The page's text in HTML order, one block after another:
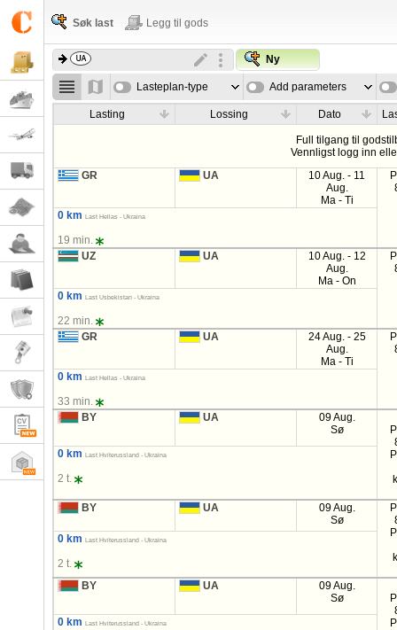
Søk last Legg til gods
Ny
Lasteplan-type Add parameters
Lasting Lossing Dato
Full tilgang til
Vennligst logg inn
GR
UA
10 Aug. - 11
Aug.
Ma - Ti
0 km Last Hellas - Ukraina
19 min.
UZ
UA
10 Aug. - 12
Aug.
Ma - On
0 km Last Usbekistan - Ukraina
22 min.
GR
UA
24 Aug. - 25
Aug.
Ma - Ti
0 km Last Hellas - Ukraina
33 min.
BY
UA
09 Aug.
Sø
0 km Last Hviterussland - Ukraina
2 t.
BY UA
09 Aug.
Sø
0 km Last Hviterussland - Ukraina
2 t.
BY
UA
09 Aug.
Sø
0 km Last Hviterussland - Ukraina